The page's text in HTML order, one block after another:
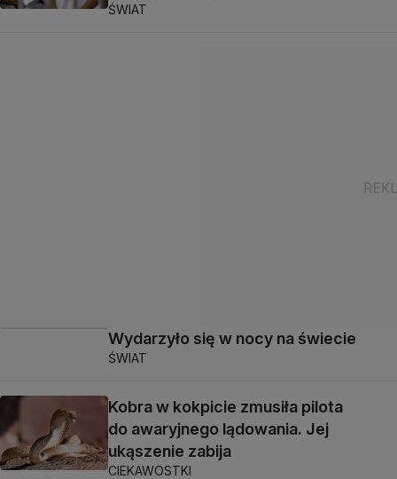
ŚWIAT
Wydarzyło się w nocy na świecie
ŚWIAT
Kobra w kokpicie zmusiła pilota
do awaryjnego lądowania. Jej
ukąszenie zabija
CIEKAWOSTKI